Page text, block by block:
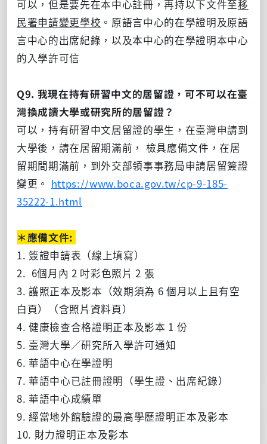
可以，但是要先在本中心註冊，再持以下文件至移
民署申請變更學校 。原語言中心的在學證明及原語
言中心的出席紀錄，以及本中心的在學證明本中心
的入學許可信
Q9. 我現在持有研習中文的居留證，可不可以在臺
灣換成讀大學或研究所的居留證？
可以，持有研習中文居留證的學生，在臺灣申請到
大學後，請在居留期滿前， 檢具應備文件，在居
留期間期滿前，到外交部領事事務局申請居留簽證
變更。 https://www.boca.gov.tw/cp-9-185-
35222-1.html
＊應備文件:
1. 簽證申請表（線上填寫）
2. 6個月內 2 吋彩色照片 2 張
3. 護照正本及影本（效期須為 6 個月以上且有空
白頁）（含照片資料頁）
4. 健康檢查合格證明正本及影本 1 份
5. 臺灣大學／研究所入學許可通知
6. 華語中心在學證明
7. 華語中心已註冊證明（學生證、出席紀錄）
8. 華語中心成績單
9. 經當地外館驗證的最高學歷證明正本及影本
10. 財力證明正本及影本